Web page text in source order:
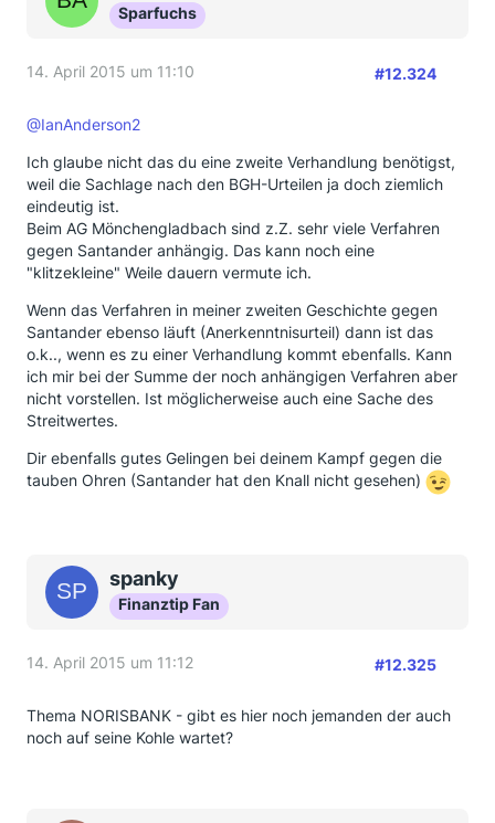
Sparfuchs
14. April 2015 um 11:10 #12.324
@IanAnderson2
Ich glaube nicht das du eine zweite Verhandlung benötigst,
weil die Sachlage nach den BGH-Urteilen ja doch ziemlich
eindeutig ist.
Beim AG Mönchengladbach sind z.Z. sehr viele Verfahren
gegen Santander anhängig. Das kann noch eine
"klitzekleine" Weile dauern vermute ich.
Wenn das Verfahren in meiner zweiten Geschichte gegen
Santander ebenso läuft (Anerkenntnisurteil) dann ist das
o.k.., wenn es zu einer Verhandlung kommt ebenfalls. Kann
ich mir bei der Summe der noch anhängigen Verfahren aber
nicht vorstellen. Ist möglicherweise auch eine Sache des
Streitwertes.
Dir ebenfalls gutes Gelingen bei deinem Kampf gegen die
tauben Ohren (Santander hat den Knall nicht gesehen)
spanky
Finanztip Fan
14. April 2015 um 11:12 #12.325
Thema NORISBANK - gibt es hier noch jemanden der auch
noch auf seine Kohle wartet?